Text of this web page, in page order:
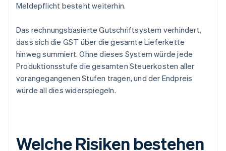
Meldepflicht besteht weiterhin.
Das rechnungsbasierte Gutschriftsystem verhindert,
dass sich die GST über die gesamte Lieferkette
hinweg summiert. Ohne dieses System würde jede
Produktionsstufe die gesamten Steuerkosten aller
vorangegangenen Stufen tragen, und der Endpreis
würde all dies widerspiegeln.
Welche Risiken bestehen